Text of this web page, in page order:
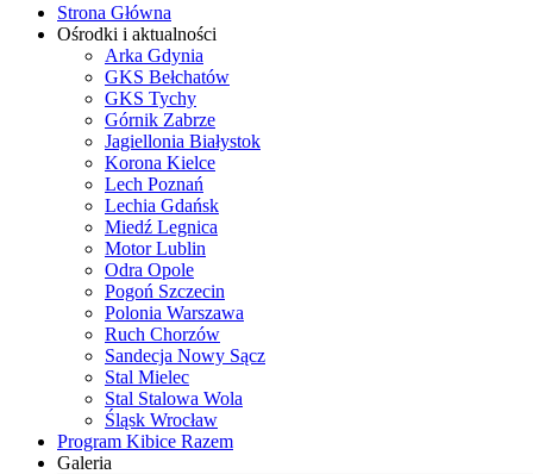
Strona Główna
Ośrodki i aktualności
Arka Gdynia
GKS Bełchatów
GKS Tychy
Górnik Zabrze
Jagiellonia Białystok
Korona Kielce
Lech Poznań
Lechia Gdańsk
Miedź Legnica
Motor Lublin
Odra Opole
Pogoń Szczecin
Polonia Warszawa
Ruch Chorzów
Sandecja Nowy Sącz
Stal Mielec
Stal Stalowa Wola
Śląsk Wrocław
Program Kibice Razem
Galeria